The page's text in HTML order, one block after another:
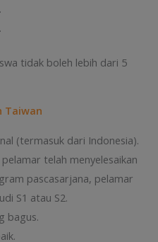
tidak boleh lebih dari 5
Taiwan
(termasuk dari Indonesia).
telah menyelesaikan
pascasarjana, pelamar
S1 atau S2.
bagus.